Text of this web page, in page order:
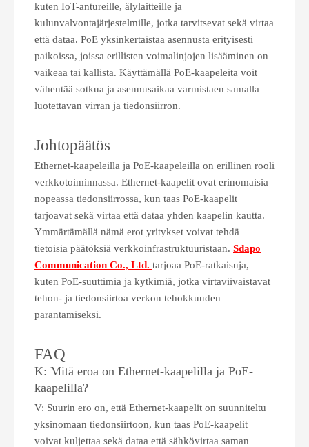
kuten IoT-antureille, älylaitteille ja
kulunvalvontajärjestelmille, jotka tarvitsevat sekä virtaa
että dataa. PoE yksinkertaistaa asennusta erityisesti
paikoissa, joissa erillisten voimalinjojen lisääminen on
vaikeaa tai kallista. Käyttämällä PoE-kaapeleita voit
vähentää sotkua ja asennusaikaa varmistaen samalla
luotettavan virran ja tiedonsiirron.
Johtopäätös
Ethernet-kaapeleilla ja PoE-kaapeleilla on erillinen rooli
verkkotoiminnassa. Ethernet-kaapelit ovat erinomaisia ​​
nopeassa tiedonsiirrossa, kun taas PoE-kaapelit
tarjoavat sekä virtaa että dataa yhden kaapelin kautta.
Ymmärtämällä nämä erot yritykset voivat tehdä
tietoisia päätöksiä verkkoinfrastruktuuristaan. Sdapo
Communication Co., Ltd. tarjoaa PoE-ratkaisuja,
kuten PoE-suuttimia ja kytkimiä, jotka virtaviivaistavat
tehon- ja tiedonsiirtoa verkon tehokkuuden
parantamiseksi.
FAQ
K: Mitä eroa on Ethernet-kaapelilla ja PoE-
kaapelilla?
V: Suurin ero on, että Ethernet-kaapelit on suunniteltu
yksinomaan tiedonsiirtoon, kun taas PoE-kaapelit
voivat kuljettaa sekä dataa että sähkövirtaa saman